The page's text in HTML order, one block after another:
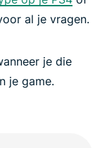
al je vragen.
je die
je game.